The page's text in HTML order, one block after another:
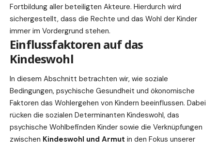
Fortbildung aller beteiligten Akteure. Hierdurch wird
sichergestellt, dass die Rechte und das Wohl der Kinder
immer im Vordergrund stehen.
Einflussfaktoren auf das
Kindeswohl
In diesem Abschnitt betrachten wir, wie soziale
Bedingungen, psychische Gesundheit und ökonomische
Faktoren das Wohlergehen von Kindern beeinflussen. Dabei
rücken die sozialen Determinanten Kindeswohl, das
psychische Wohlbefinden Kinder sowie die Verknüpfungen
zwischen Kindeswohl und Armut in den Fokus unserer